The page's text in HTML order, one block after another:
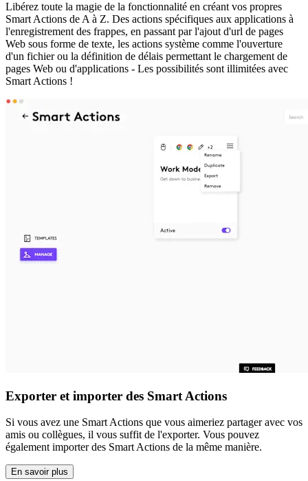
Libérez toute la magie de la fonctionnalité en créant vos propres
Smart Actions de A à Z. Des actions spécifiques aux applications à
l'enregistrement des frappes, en passant par l'ajout d'url de pages
Web sous forme de texte, les actions système comme l'ouverture
d'un fichier ou la définition de délais permettant le chargement de
pages Web ou d'applications - Les possibilités sont illimitées avec
Smart Actions !
Exporter et importer des Smart Actions
Si vous avez une Smart Actions que vous aimeriez partager avec vos
amis ou collègues, il vous suffit de l'exporter. Vous pouvez
également importer des Smart Actions de la même manière.
En savoir plus